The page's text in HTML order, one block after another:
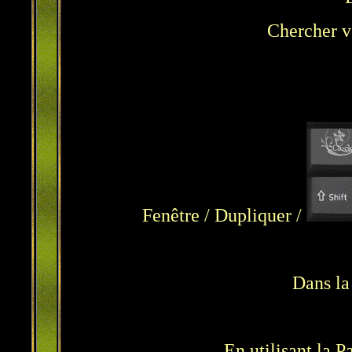
Chercher
Fenêtre / Dupliquer /
Dans